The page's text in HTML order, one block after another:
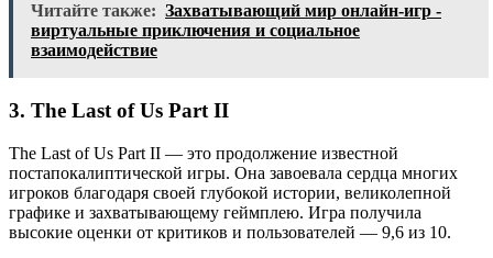
Читайте также: Захватывающий мир онлайн-игр -
виртуальные приключения и социальное
взаимодействие
3. The Last of Us Part II
The Last of Us Part II — это продолжение известной
постапокалиптической игры. Она завоевала сердца многих
игроков благодаря своей глубокой истории, великолепной
графике и захватывающему геймплею. Игра получила
высокие оценки от критиков и пользователей — 9,6 из 10.